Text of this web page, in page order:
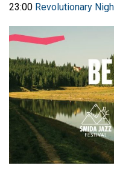
23:00 Revolutionary